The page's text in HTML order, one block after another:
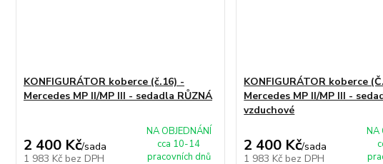
KONFIGURÁTOR koberce (č.16) -
Mercedes MP II/MP III - sedadla RŮZNÁ
2 400 Kč/sada
1 983 Kč bez DPH
NA OBJEDNÁNÍ
cca 10-14
pracovních dnů
KONFIGURÁTOR koberce
Mercedes MP II/MP III -
vzduchové
2 400 Kč/sada
1 983 Kč bez DPH
NA